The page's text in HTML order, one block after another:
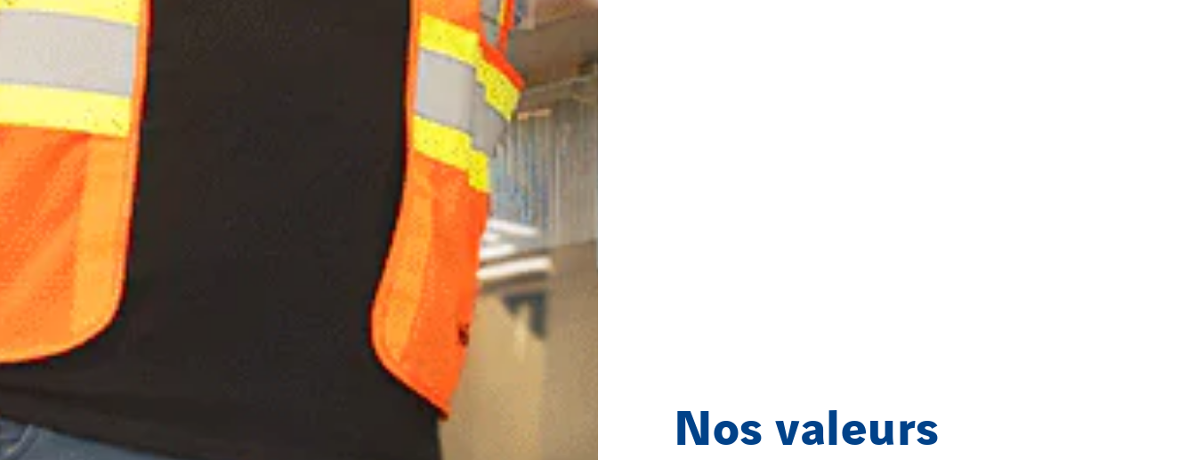
Nos valeurs